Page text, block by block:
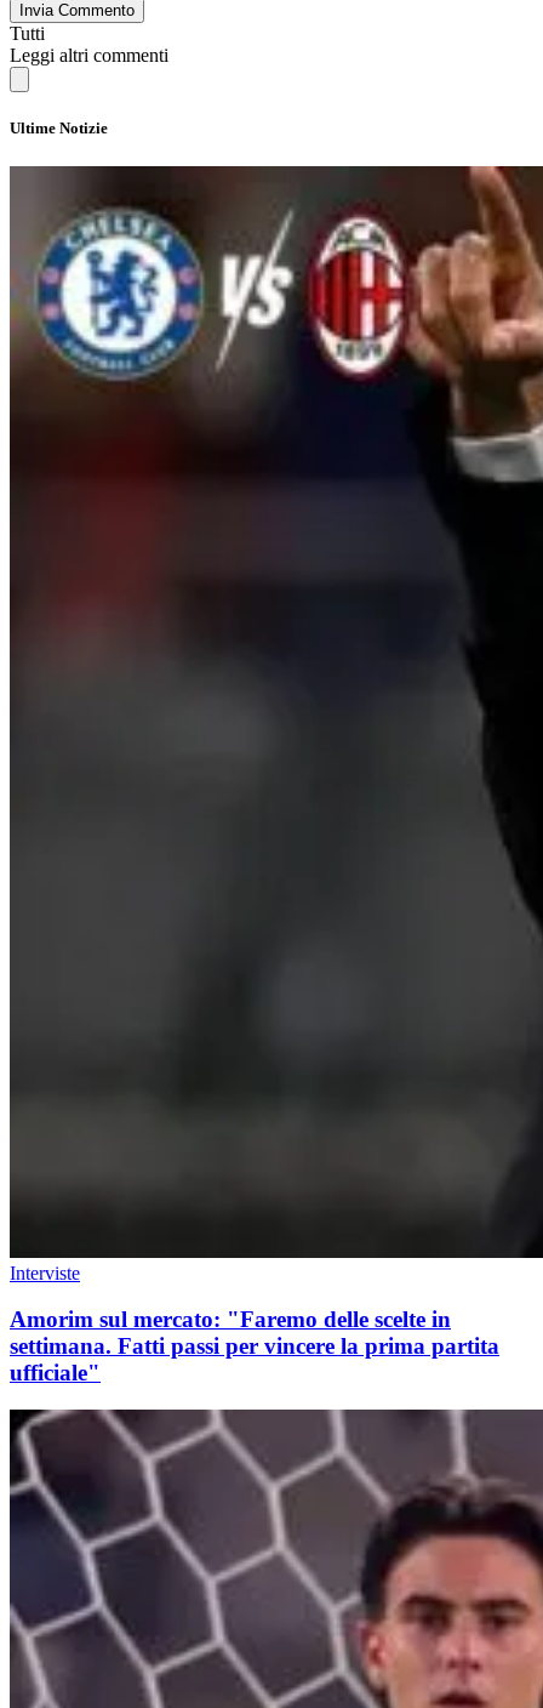
Invia Commento
Tutti
Leggi altri commenti
Ultime Notizie
Interviste
Amorim sul mercato: "Faremo delle scelte in
settimana. Fatti passi per vincere la prima partita
ufficiale"